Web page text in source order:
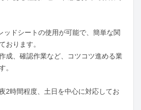
ッドシートの使用が可能で、簡単な関
おります。
成、確認作業など、コツコツ進める業
。
2時間程度、土日を中心に対応してお